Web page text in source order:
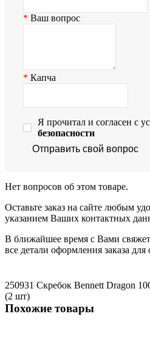
Ваш вопрос
Капча
Я прочитал и согласен с
безопасности
Отправить свой вопрос
Нет вопросов об этом товаре.
Оставьте заказ на сайте любым
указанием Ваших контактных
В ближайшее время с Вами
все детали оформления заказа для
250931 Скребок Bennett Dragon
(2 шт)
Похожие товары